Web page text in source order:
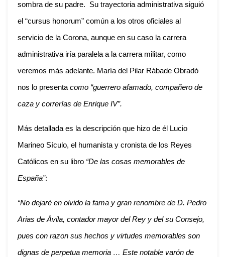
sombra de su padre. Su trayectoria administrativa siguió
el “cursus honorum” común a los otros oficiales al
servicio de la Corona, aunque en su caso la carrera
administrativa iría paralela a la carrera militar, como
veremos más adelante. María del Pilar Rábade Obradó
nos lo presenta como “guerrero afamado, compañero de
caza y correrías de Enrique IV”.
Más detallada es la descripción que hizo de él Lucio
Marineo Sículo, el humanista y cronista de los Reyes
Católicos en su libro “De las cosas memorables de
España”:
“No dejaré en olvido la fama y gran renombre de D. Pedro
Arias de Ávila, contador mayor del Rey y del su Consejo,
pues con razon sus hechos y virtudes memorables son
dignas de perpetua memoria … Este notable varón de